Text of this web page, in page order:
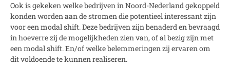
Ook is gekeken welke bedrijven in Noord-Nederland gekoppeld
konden worden aan de stromen die potentieel interessant zijn
voor een modal shift. Deze bedrijven zijn benaderd en bevraagd
in hoeverre zij de mogelijkheden zien van, of al bezig zijn met
een modal shift. En/of welke belemmeringen zij ervaren om
dit voldoende te kunnen realiseren.